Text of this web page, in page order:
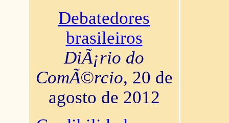
Debatedores
brasileiros
DiÃ¡rio do
ComÃ©rcio, 20 de
agosto de 2012